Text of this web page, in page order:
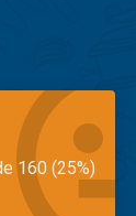
160 (25%)